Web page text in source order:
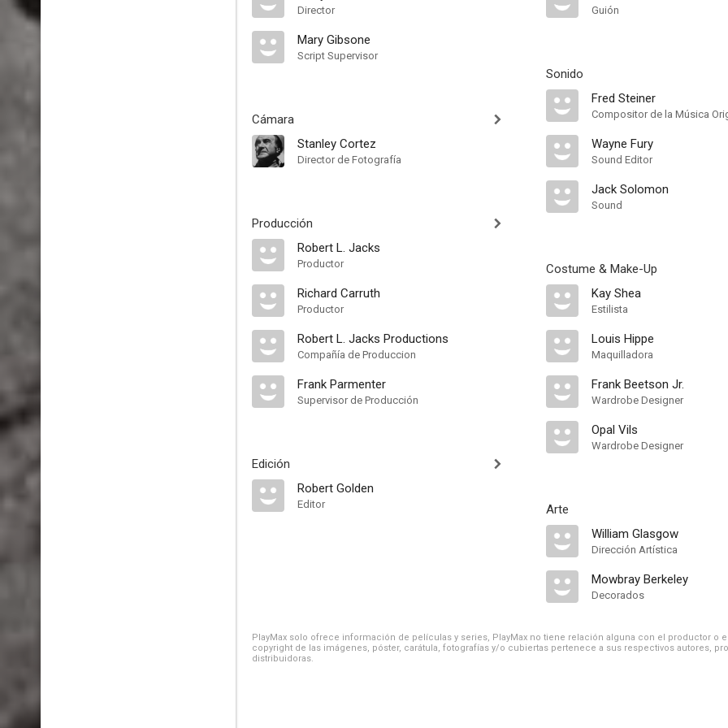
Director
Mary Gibsone
Script Supervisor
Cámara
Stanley Cortez
Director de Fotografía
Producción
Robert L. Jacks
Productor
Richard Carruth
Productor
Robert L. Jacks Productions
Compañía de Produccion
Frank Parmenter
Supervisor de Producción
Edición
Robert Golden
Editor
Guión
Sonido
Fred Steiner
Compositor de la Música
Wayne Fury
Sound Editor
Jack Solomon
Sound
Costume & Make-Up
Kay Shea
Estilista
Louis Hippe
Maquilladora
Frank Beetson Jr.
Wardrobe Designer
Opal Vils
Wardrobe Designer
Arte
William Glasgow
Dirección Artística
Mowbray Berkeley
Decorados
PlayMax solo ofrece información de películas y series, PlayMax no tiene relación alguna con el productor o
copyright de las imágenes, póster, carátula, fotografías y/o cubiertas pertenece a sus respectivos autores,
distribuidoras.